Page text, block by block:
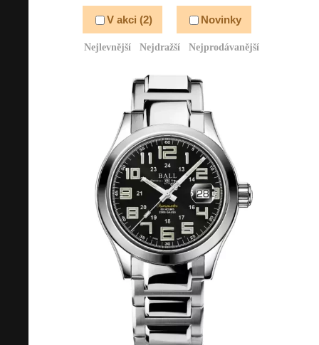
V akci (2) Novinky
Nejlevnější Nejdražší Nejprodávanější